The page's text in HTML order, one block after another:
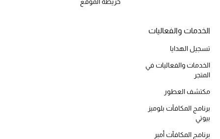
هدايا
مجموعة الجمال
الجمال في بلوميز
دليل مستلزمات الجمال
أبرز الماركات
الخدمات والفعاليات
تسجيل الهدايا
الخدمات والفعاليات في
المتجر
مكتشف العطور
برنامج المكافآت بلوميز
بيوتي
برنامج المكافآت أمبر